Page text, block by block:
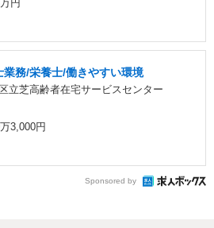
円
務/栄養士/働きやすい環境
立芝高齢者在宅サービスセンター
3,000円
Sponsored by